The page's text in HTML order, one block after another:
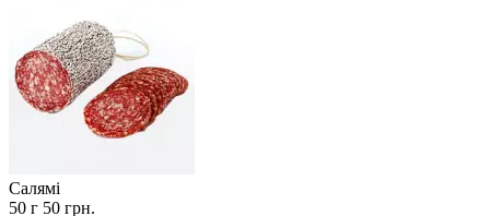
Салямі
50 г 50 грн.